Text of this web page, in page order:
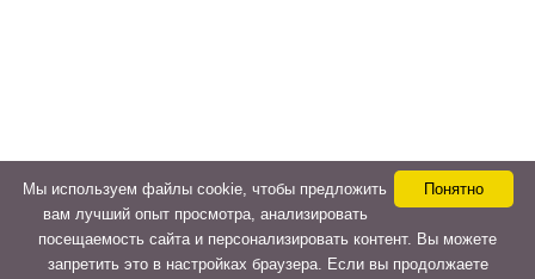
Понятно
Мы используем файлы cookie, чтобы предложить
вам лучший опыт просмотра, анализировать
посещаемость сайта и персонализировать контент. Вы можете
запретить это в настройках браузера. Если вы продолжаете